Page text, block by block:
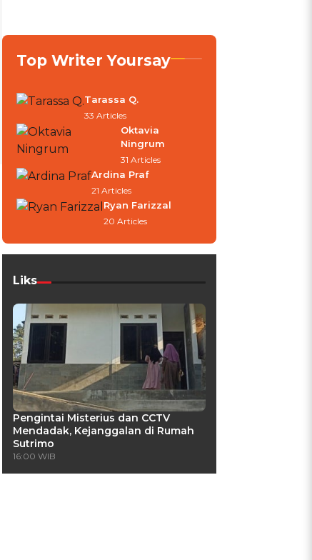
Top Writer Yoursay
Tarassa Q.
33 Articles
Oktavia
Ningrum
31 Articles
Ardina Praf
21 Articles
Ryan Farizzal
20 Articles
Liks
Pengintai Misterius dan CCTV
Mendadak, Kejanggalan di Rumah
Sutrimo
16:00 WIB